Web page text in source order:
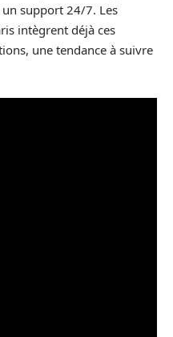
support 24/7. Les
intègrent déjà ces
une tendance à suivre